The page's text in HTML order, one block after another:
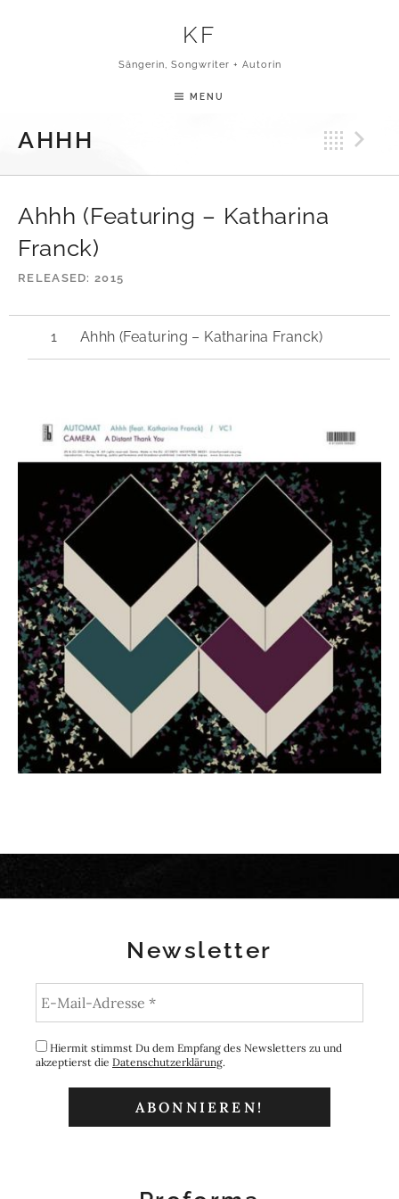
KF
Sängerin, Songwriter + Autorin
MENU
AHHH
Ahhh (Featuring – Katharina
Franck)
RELEASED 2015
Ahhh (Featuring – Katharina Franck)
Newsletter
Hiermit stimmst Du dem Empfang des Newsletters zu und
akzeptierst die Datenschutzerklärung.